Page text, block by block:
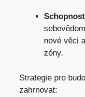
nové věci
zóny.
Strategie pro
zahrnovat: